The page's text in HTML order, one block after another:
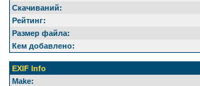
Скачиваний:
Рейтинг:
Размер файла:
Кем добавлено:
EXIF Info
Make: